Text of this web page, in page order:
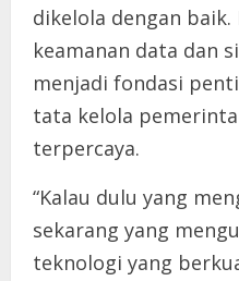
dikelola dengan
keamanan data dan
menjadi fondasi
tata kelola
terpercaya.
“Kalau dulu yang
sekarang yang
teknologi yang